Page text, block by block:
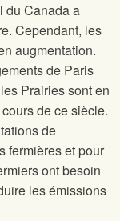
du Canada a
Cependant, les
augmentation.
de Paris
Prairies sont en
de ce siècle.
de
fermières et pour
ont besoin
les émissions